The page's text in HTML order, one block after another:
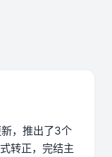
，推出了3个
转正，完结主